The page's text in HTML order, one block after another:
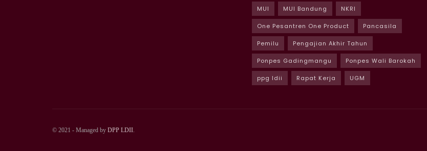
MUI MUI Bandung NKRI
One Pesantren One Product Pancasila
Pemilu Pengajian Akhir Tahun
Ponpes Gadingmangu Ponpes Wali Barokah
ppg ldii Rapat Kerja UGM
© 2021 - Managed by DPP LDII.